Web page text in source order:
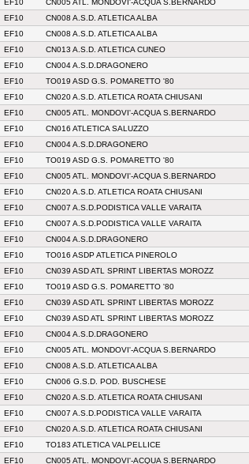
EF10
CN005 ATL. MONDOVI'-ACQUA S.BERNARDO
EF10
CN008 A.S.D. ATLETICA ALBA
EF10
CN008 A.S.D. ATLETICA ALBA
EF10
CN013 A.S.D. ATLETICA CUNEO
EF10
CN004 A.S.D.DRAGONERO
EF10
TO019 ASD G.S. POMARETTO '80
EF10
CN020 A.S.D. ATLETICA ROATA CHIUSANI
EF10
CN005 ATL. MONDOVI'-ACQUA S.BERNARDO
EF10
CN016 ATLETICA SALUZZO
EF10
CN004 A.S.D.DRAGONERO
EF10
TO019 ASD G.S. POMARETTO '80
EF10
CN005 ATL. MONDOVI'-ACQUA S.BERNARDO
EF10
CN020 A.S.D. ATLETICA ROATA CHIUSANI
EF10
CN007 A.S.D.PODISTICA VALLE VARAITA
EF10
CN007 A.S.D.PODISTICA VALLE VARAITA
EF10
CN004 A.S.D.DRAGONERO
EF10
TO016 ASDP ATLETICA PINEROLO
EF10
CN039 ASD ATL SPRINT LIBERTAS MOROZZ
EF10
TO019 ASD G.S. POMARETTO '80
EF10
CN039 ASD ATL SPRINT LIBERTAS MOROZZ
EF10
CN039 ASD ATL SPRINT LIBERTAS MOROZZ
EF10
CN004 A.S.D.DRAGONERO
EF10
CN005 ATL. MONDOVI'-ACQUA S.BERNARDO
EF10
CN008 A.S.D. ATLETICA ALBA
EF10
CN006 G.S.D. POD. BUSCHESE
EF10
CN020 A.S.D. ATLETICA ROATA CHIUSANI
EF10
CN007 A.S.D.PODISTICA VALLE VARAITA
EF10
CN020 A.S.D. ATLETICA ROATA CHIUSANI
EF10
TO183 ATLETICA VALPELLICE
EF10 CN005 ATL. MONDOVI'-ACQUA S.BERNARDO